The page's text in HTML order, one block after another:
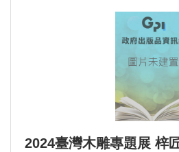
2024臺灣木雕專題展 梓